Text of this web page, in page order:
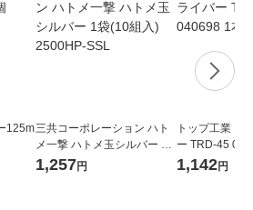
125m三共コーポレーション ハト
メ一撃 ハトメ玉シルバー 1
袋(10組入) 2500HP-SSL
1,257円
トップ工業 コ
ー TRD-45
1,142円